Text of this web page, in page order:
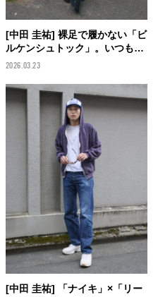
[中田 圭祐] 裸足で履かない「ビ
ルケンシュトック」。いつもの
黒コーデをちょっぴり大人に
ノモデルの私服スナップ】
2026.03.23
[中田 圭祐] 「ナイキ」×「リー